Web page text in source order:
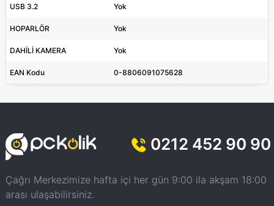
USB 3.2 Yok
HOPARLÖR Yok
DAHİLİ KAMERA Yok
EAN Kodu 0-8806091075628
0212 452 90 90
Çağrı Merkezimize hafta içi her gün 9:00 ila akşam 18:00
arası ulaşabilirsiniz.